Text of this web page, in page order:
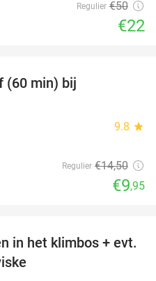
Regulier €50
€22
(60 min) bij
9.8 star
Regulier €14,50
€9,95
23%
in het klimbos + evt.